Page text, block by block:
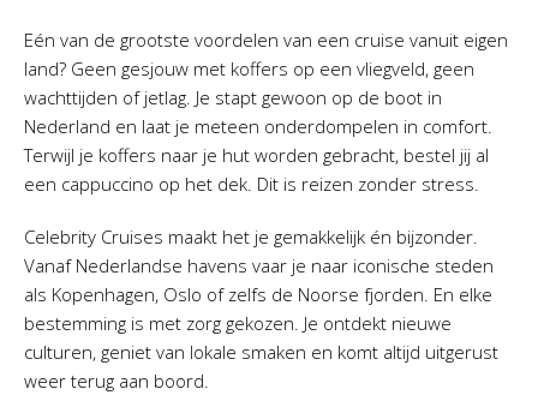
Eén van de grootste voordelen van een cruise vanuit eigen
land? Geen gesjouw met koffers op een vliegveld, geen
wachttijden of jetlag. Je stapt gewoon op de boot in
Nederland en laat je meteen onderdompelen in comfort.
Terwijl je koffers naar je hut worden gebracht, bestel jij al
een cappuccino op het dek. Dit is reizen zonder stress.
Celebrity Cruises maakt het je gemakkelijk én bijzonder.
Vanaf Nederlandse havens vaar je naar iconische steden
als Kopenhagen, Oslo of zelfs de Noorse fjorden. En elke
bestemming is met zorg gekozen. Je ontdekt nieuwe
culturen, geniet van lokale smaken en komt altijd uitgerust
weer terug aan boord.